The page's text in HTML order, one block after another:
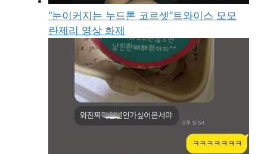
“눈이커지는 누드톤 코르셋”트와이스 모모
란제리 영상 화제